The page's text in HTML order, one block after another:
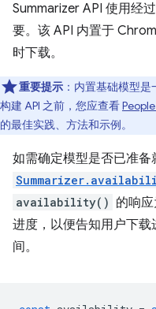
Summarizer API 使用经
要。该 API 内置于
时下载。
重要提示 ：内置基础模型
构建 API 之前，您应查看
的最佳实践、方法和示例。
如需确定模型是否已准
availability() 的响应
进度，以便告知用户下
间。